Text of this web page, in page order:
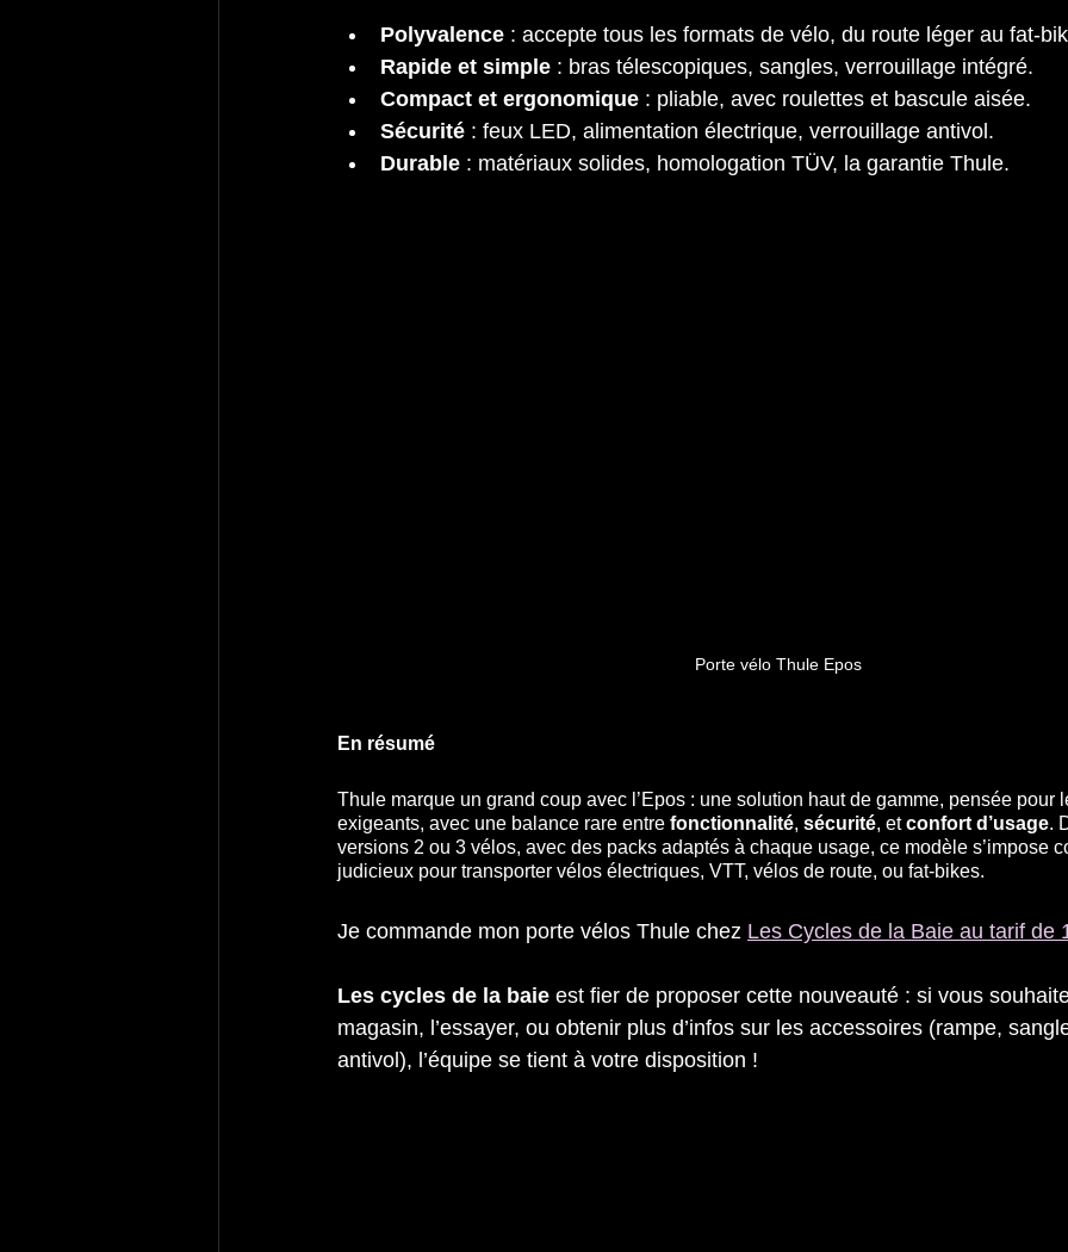
Polyvalence : accepte tous les formats de vélo, du route léger au
Rapide et simple : bras télescopiques, sangles, verrouillage intégré.
Compact et ergonomique : pliable, avec roulettes et bascule aisée.
Sécurité : feux LED, alimentation électrique, verrouillage antivol.
Durable : matériaux solides, homologation TÜV, la garantie Thule.
Porte vélo Thule Epos
En résumé
Thule marque un grand coup avec l’Epos : une solution haut de gamme, pensée pour
exigeants, avec une balance rare entre fonctionnalité, sécurité, et confort d’usage.
versions 2 ou 3 vélos, avec des packs adaptés à chaque usage, ce modèle s’impose
judicieux pour transporter vélos électriques, VTT, vélos de route, ou fat‑bikes.
Je commande mon porte vélos Thule chez Les Cycles de la Baie au tarif de
Les cycles de la baie est fier de proposer cette nouveauté : si vous
magasin, l’essayer, ou obtenir plus d’infos sur les accessoires (rampe,
antivol), l’équipe se tient à votre disposition !